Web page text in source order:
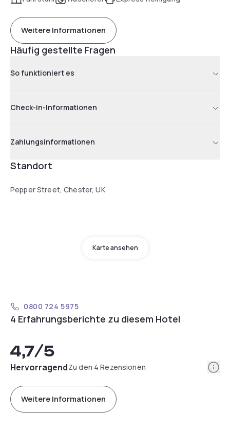
Weitere Informationen
Häufig gestellte Fragen
So funktioniert es
Check-in-Informationen
Zahlungsinformationen
Standort
Pepper Street, Chester, UK
Karte ansehen
0800 724 5975
4 Erfahrungsberichte zu diesem Hotel
4,7/5
HervorragendZu den 4 Rezensionen
Weitere Informationen